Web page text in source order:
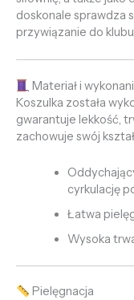
doskonale sprawdza
przywiązanie do klubu.
Materiał i
Koszulka została
gwarantuje lekkość,
zachowuje swój
cyrkulację
Łatwa
Wysoka
Pielęgnacja